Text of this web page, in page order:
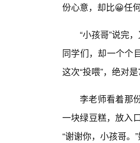
份心意，却比😀任
“小孩哥”说完
同学们，却一个个
这次“投喂”，绝对是
李老师看着那
一块绿豆糕，放入
“谢谢你，小孩哥